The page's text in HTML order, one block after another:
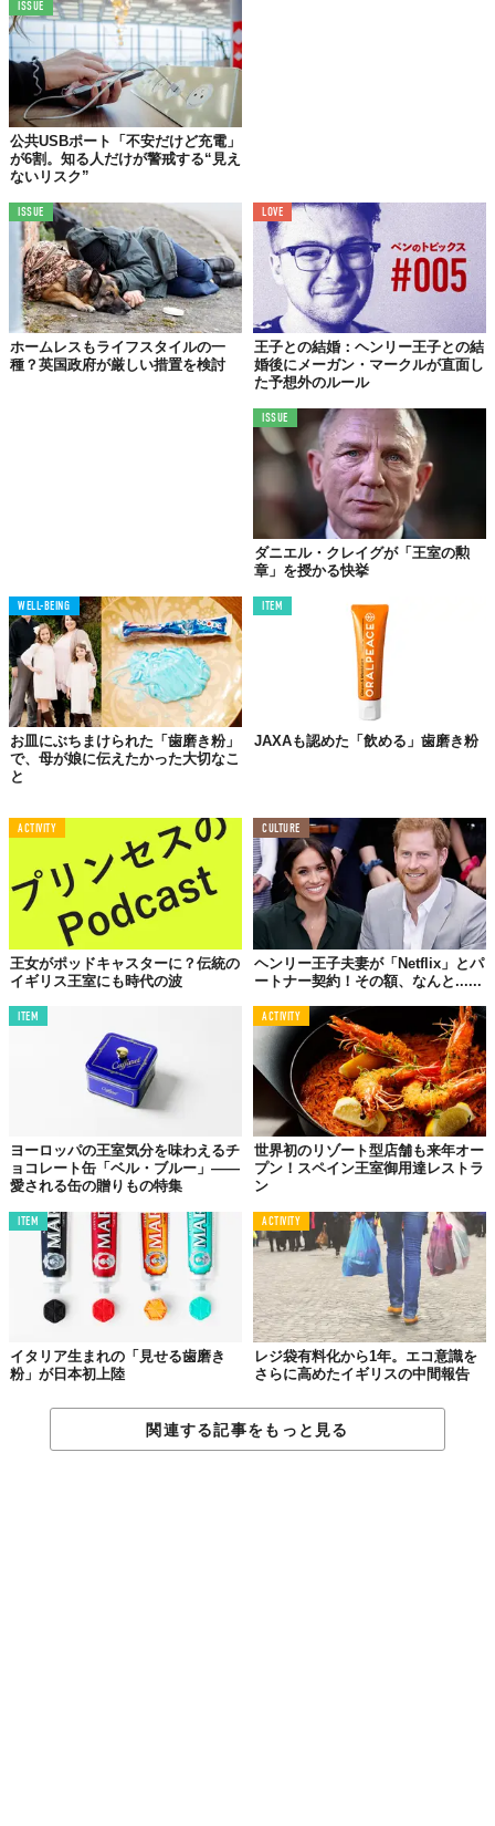
時代を超えて愛されるこの歯磨き粉の価格は、税込2,808円。「毎
日使うものだからこそこだわりたい！」という気持ちをチクチク
と刺激しますよね。
ちなみに、同ブランドは他にも石鹸やコロン、エッセンシャルオ
英国紳士や淑女のようなワンランク上のライフスタイルはココ
Licensed material used with permission byARIGATO GIVING
この世界は、もっと広いはずだ。
ISSUE
公共USBポート「不安だけど充電」
が6割。知る人だけが警戒する“見え
ないリスク”
ISSUE
ホームレスもライフスタイルの一
種？英国政府が厳しい措置を検討
LOVE
王子との結婚：ヘンリー王子との結
婚後にメーガン・マークルが直面し
た予想外のルール
ISSUE
ダニエル・クレイグが「王室の勲
章」を授かる快挙
WELL-BEING
お皿にぶちまけられた「歯磨き粉」
で、母が娘に伝えたかった大切なこ
と
ITEM
JAXAも認めた「飲める」歯磨き粉
ACTIVITY
王女がポッドキャスターに？伝統の
イギリス王室にも時代の波
CULTURE
ヘンリー王子夫妻が「Netflix」とパ
ートナー契約！その額、なんと......
ITEM
ヨーロッパの王室気分を味わえるチ
ョコレート缶「ベル・ブルー」――
愛される缶の贈りもの特集
ACTIVITY
世界初のリゾート型店舗も来年オー
プン！スペイン王室御用達レストラ
ン
ITEM
イタリア生まれの「見せる歯磨き
粉」が日本初上陸
ACTIVITY
レジ袋有料化から1年。エコ意識を
さらに高めたイギリスの中間報告
関連する記事をもっと見る